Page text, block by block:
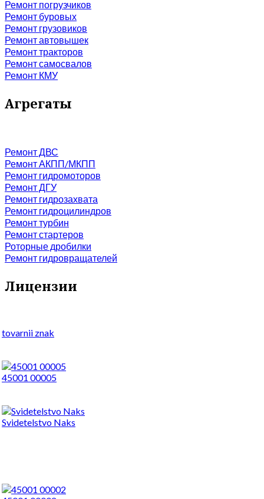
Ремонт погрузчиков
Ремонт буровых
Ремонт грузовиков
Ремонт автовышек
Ремонт тракторов
Ремонт самосвалов
Ремонт КМУ
Агрегаты
Ремонт ДВС
Ремонт АКПП/МКПП
Ремонт гидромоторов
Ремонт ДГУ
Ремонт гидрозахвата
Ремонт гидроцилиндров
Ремонт турбин
Ремонт стартеров
Роторные дробилки
Ремонт гидровращателей
Лицензии
tovarnii znak
45001 00005
Svidetelstvo Naks